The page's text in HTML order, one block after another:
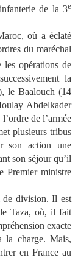
de la 3e
où a éclaté
du maréchal
opérations de
la
le Baalouch (14
Abdelkader
de l’armée
plusieurs tribus
son action une
son séjour qu’il
Premier ministre
division. Il est
Taza, où, il fait
exacte
la charge. Mais,
en France au